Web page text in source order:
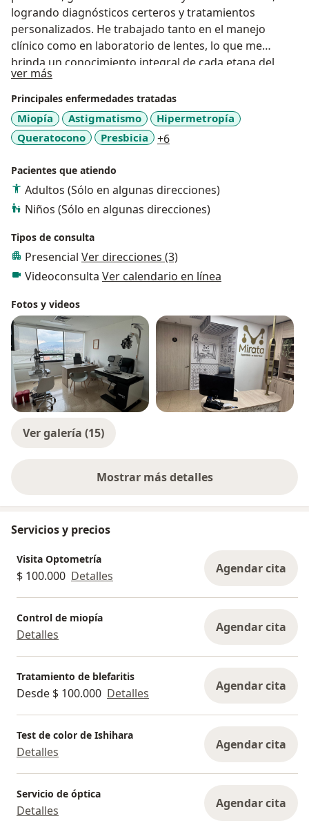
logrando diagnósticos certeros y tratamientos
personalizados. He trabajado tanto en el manejo
clínico como en laboratorio de lentes, lo que me
brinda un conocimiento integral de cada etapa del
proceso: desde la consulta hasta la elaboración
precisa de las formulaciones; comprendiendo a
profundidad cada detalle de los diseños, tratamientos
y tecnologías para cada prescripción óptica. Mi
propósito es ofrecer una atención cercana,
mejor visión, con profesionalismo, carisma y
dedicación.
ver más
Principales enfermedades tratadas
Miopía Astigmatismo
Hipermetropía
Queratocono
Presbicia +6a11y_sr_more_diseases
Pacientes que atiendo
Adultos (Sólo en algunas direcciones)
Niños (Sólo en algunas direcciones)
Tipos de consulta
Presencial Ver direcciones (3)
Videoconsulta Ver calendario en línea
Fotos y videos
Ver galería (15)
Mostrar más detalles
sobre la experiencia
Servicios y precios
Visita Optometría
$ 100.000 Detalles Agendar cita
Control de miopía
Detalles Agendar cita
Tratamiento de blefaritis
Desde $ 100.000 Detalles Agendar cita
Test de color de Ishihara
Detalles Agendar cita
Servicio de óptica
Detalles Agendar cita